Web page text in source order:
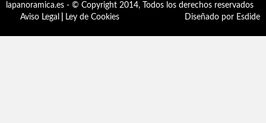
lapanoramica.es - © Copyright 2014, Todos los derechos reservados
Aviso Legal
Ley de Cookies Diseñado por Esdide